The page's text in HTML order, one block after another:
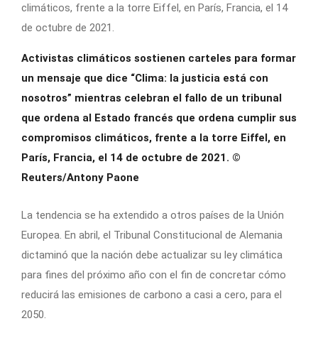
Activistas climáticos sostienen carteles para formar
un mensaje que dice “Clima: la justicia está con
nosotros” mientras celebran el fallo de un tribunal
que ordena al Estado francés que ordena cumplir sus
compromisos climáticos, frente a la torre Eiffel, en
París, Francia, el 14 de octubre de 2021. ©
Reuters/Antony Paone
La tendencia se ha extendido a otros países de la Unión
Europea. En abril, el Tribunal Constitucional de Alemania
dictaminó que la nación debe actualizar su ley climática
para fines del próximo año con el fin de concretar cómo
reducirá las emisiones de carbono a casi a cero, para el
2050.